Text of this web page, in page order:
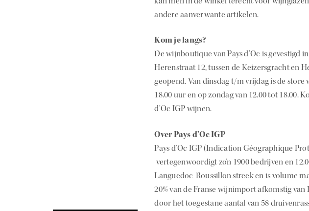
andere aanverwante artikelen.
Kom je langs?
De wijnboutique van Pays d’Oc is gevestigd
Herenstraat 12, tussen de Keizersgracht en
geopend. Van dinsdag t/m vrijdag is de store
18.00 uur en op zondag van 12.00 tot 18.00.
d’Oc IGP wijnen.
Over Pays d’Oc IGP
Pays d’Oc IGP (Indication Géographique
vertegenwoordigt zo’n 1900 bedrijven en
Languedoc-Roussillon streek en is volume
20% van de Franse wijnimport afkomstig van
door het toegestane aantal van 58